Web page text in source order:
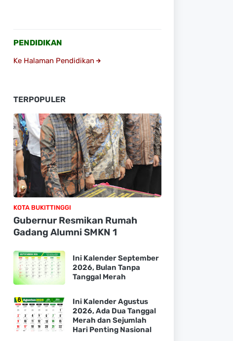
PENDIDIKAN
Ke Halaman Pendidikan
TERPOPULER
KOTA BUKITTINGGI
Gubernur Resmikan Rumah
Gadang Alumni SMKN 1
Ini Kalender September
2026, Bulan Tanpa
Tanggal Merah
Ini Kalender Agustus
2026, Ada Dua Tanggal
Merah dan Sejumlah
Hari Penting Nasional